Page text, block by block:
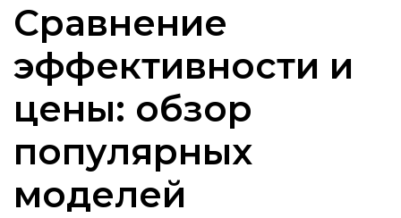
Сравнение
эффективности и
цены: обзор
популярных
моделей